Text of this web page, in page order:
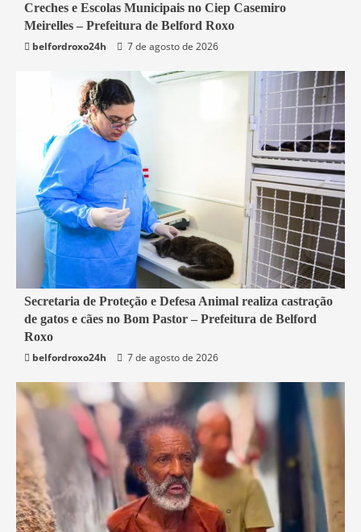
Belford Roxo
Creches e Escolas Municipais no Ciep Casemiro
Meirelles – Prefeitura de Belford Roxo
belfordroxo24h
7 de agosto de 2026
2 min read
Belford Roxo
Secretaria de Proteção e Defesa Animal realiza castração
de gatos e cães no Bom Pastor – Prefeitura de Belford
Roxo
belfordroxo24h
7 de agosto de 2026